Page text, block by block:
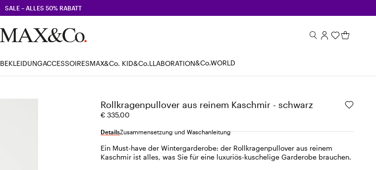
SALE – ALLES 50% RABATT
BEKLEIDUNGACCESSOIRESMAX&Co. KID&Co.LLABORATION&Co.WORLD
Rollkragenpullover aus reinem Kaschmir - schwarz
€ 335,00
DetailsZusammensetzung und Waschanleitung
Ein Must-have der Wintergarderobe: der Rollkragenpullover aus reinem
Kaschmir ist alles, was Sie für eine luxuriös-kuschelige Garderobe brauchen.